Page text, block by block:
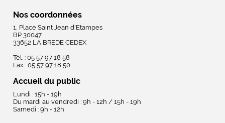
Nos coordonnées
1, Place Saint Jean d'Etampes
BP 30047
33652 LA BREDE CEDEX
Tél. : 05 57 97 18 58
Fax : 05 57 97 18 50
Accueil du public
Lundi : 15h - 19h
Du mardi au vendredi : 9h - 12h / 15h - 19h
Samedi : 9h - 12h